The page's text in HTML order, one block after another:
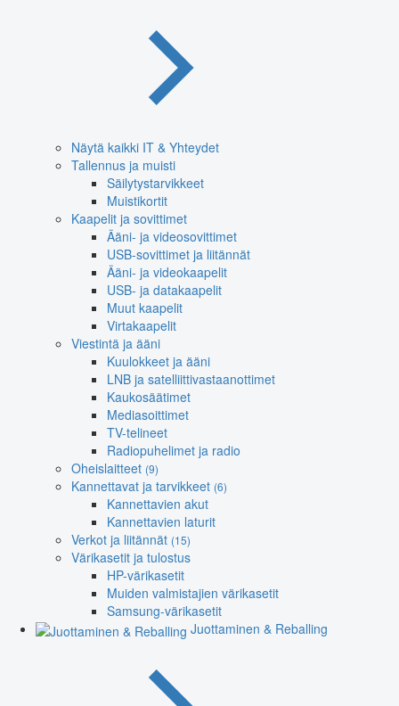
Näytä kaikki IT & Yhteydet
Tallennus ja muisti
Säilytystarvikkeet
Muistikortit
Kaapelit ja sovittimet
Ääni- ja videosovittimet
USB-sovittimet ja liitännät
Ääni- ja videokaapelit
USB- ja datakaapelit
Muut kaapelit
Virtakaapelit
Viestintä ja ääni
Kuulokkeet ja ääni
LNB ja satelliittivastaanottimet
Kaukosäätimet
Mediasoittimet
TV-telineet
Radiopuhelimet ja radio
Oheislaitteet (9)
Kannettavat ja tarvikkeet (6)
Kannettavien akut
Kannettavien laturit
Verkot ja liitännät (15)
Värikasetit ja tulostus
HP-värikasetit
Muiden valmistajien värikasetit
Samsung-värikasetit
Juottaminen & Reballing